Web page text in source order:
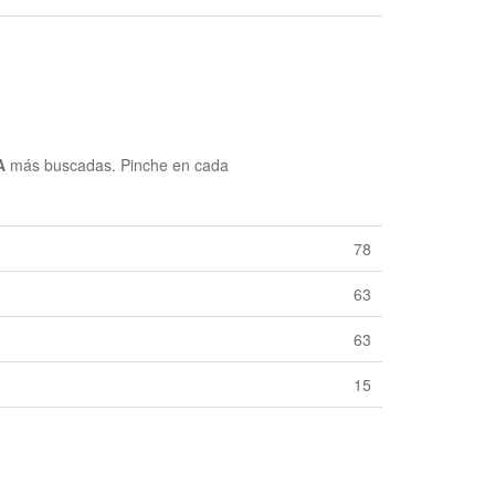
más buscadas. Pinche en cada
78
63
63
15